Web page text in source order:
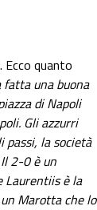
Ecco quanto
fatta una buona
di Napoli
Gli azzurri
passi, la società
2-0 è un
Laurentiis è la
Marotta che lo